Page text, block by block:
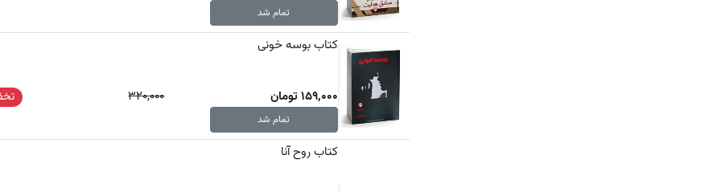
تمام شد
کتاب بوسه خونی
159,000 تومان 320,000
تمام شد
کتاب روح آنا